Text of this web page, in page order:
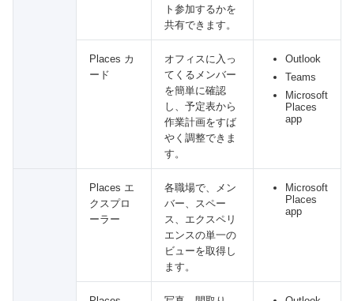
ト参加するかを
共有できます。
Places カ
ード
オフィスに入っ
てくるメンバー
を簡単に確認
し、予定表から
作業計画をすば
やく調整できま
す。
Outlook
Teams
Microsoft
Places
app
Places エ
クスプロ
ーラー
各職場で、メン
バー、スペー
ス、エクスペリ
エンスの単一の
ビューを取得し
ます。
Microsoft
Places
app